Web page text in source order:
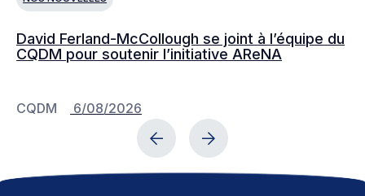
David Ferland-McCollough se joint à l’équipe du
CQDM pour soutenir l’initiative AReNA
CQDM 6/08/2026